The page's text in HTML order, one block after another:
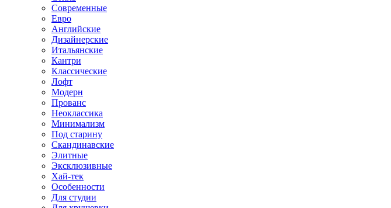
Современные
Евро
Английские
Дизайнерские
Итальянские
Кантри
Классические
Лофт
Модерн
Прованс
Неоклассика
Минимализм
Под старину
Скандинавские
Элитные
Эксклюзивные
Хай-тек
Особенности
Для студии